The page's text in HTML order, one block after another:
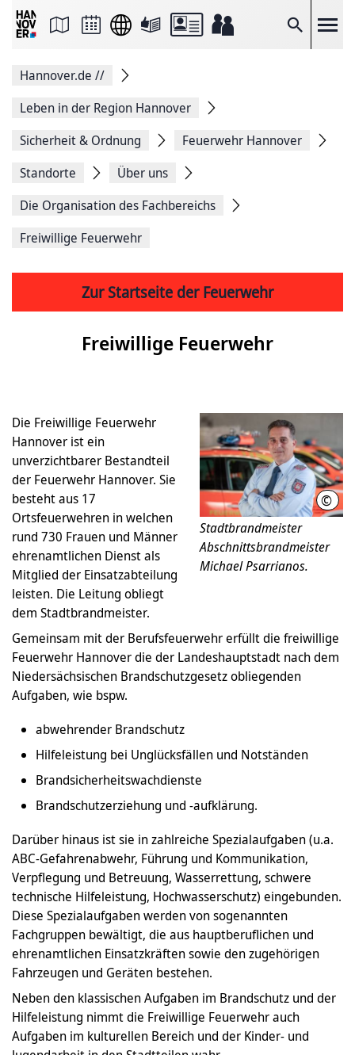
Suche
Seite
Facebook
teilen
Seitenlink
Seite
Hannover.de //
Leben in der Region Hannover
Sicherheit & Ordnung
Feuerwehr Hannover
Standorte
Über uns
Die Organisation des Fachbereichs
Freiwillige Feuerwehr
Zur Startseite der Feuerwehr
Freiwillige Feuerwehr
©
Stadtbrandmeister
Abschnittsbrandmeister
Michael Psarrianos.
Die Freiwillige Feuerwehr
Hannover ist ein
unverzichtbarer Bestandteil
der Feuerwehr Hannover. Sie
besteht aus 17
Ortsfeuerwehren in welchen
rund 730 Frauen und Männer
ehrenamtlichen Dienst als
Mitglied der Einsatzabteilung
leisten. Die Leitung obliegt
dem Stadtbrandmeister.
Gemeinsam mit der Berufsfeuerwehr erfüllt die freiwillige
Feuerwehr Hannover die der Landeshauptstadt nach dem
Niedersächsischen Brandschutzgesetz obliegenden
Aufgaben, wie bspw.
abwehrender Brandschutz
Hilfeleistung bei Unglücksfällen und Notständen
Brandsicherheitswachdienste
Brandschutzerziehung und -aufklärung.
Darüber hinaus ist sie in zahlreiche Spezialaufgaben (u.a.
ABC-Gefahrenabwehr, Führung und Kommunikation,
Verpflegung und Betreuung, Wasserrettung, schwere
technische Hilfeleistung, Hochwasserschutz) eingebunden.
Diese Spezialaufgaben werden von sogenannten
Fachgruppen bewältigt, die aus hauptberuflichen und
ehrenamtlichen Einsatzkräften sowie den zugehörigen
Fahrzeugen und Geräten bestehen.
Neben den klassischen Aufgaben im Brandschutz und der
Hilfeleistung nimmt die Freiwillige Feuerwehr auch
Aufgaben im kulturellen Bereich und der Kinder- und